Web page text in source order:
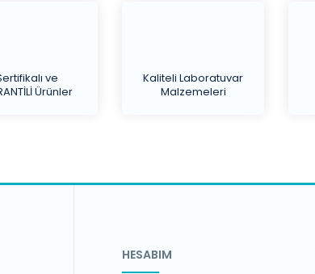
ve
Ürünler
Kaliteli Laboratuvar
Malzemeleri
HESABIM